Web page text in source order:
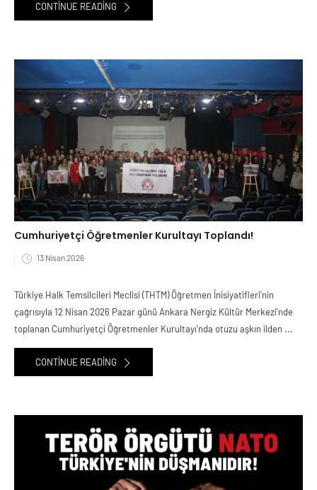
CONTINUE READING
Cumhuriyetçi Öğretmenler Kurultayı Toplandı!
13 Nisan 2026
Türkiye Halk Temsilcileri Meclisi (THTM) Öğretmen İnisiyatifleri'nin
çağrısıyla 12 Nisan 2026 Pazar günü Ankara Nergiz Kültür Merkezi’nde
toplanan Cumhuriyetçi Öğretmenler Kurultayı'nda otuzu aşkın ilden ...
CONTINUE READING